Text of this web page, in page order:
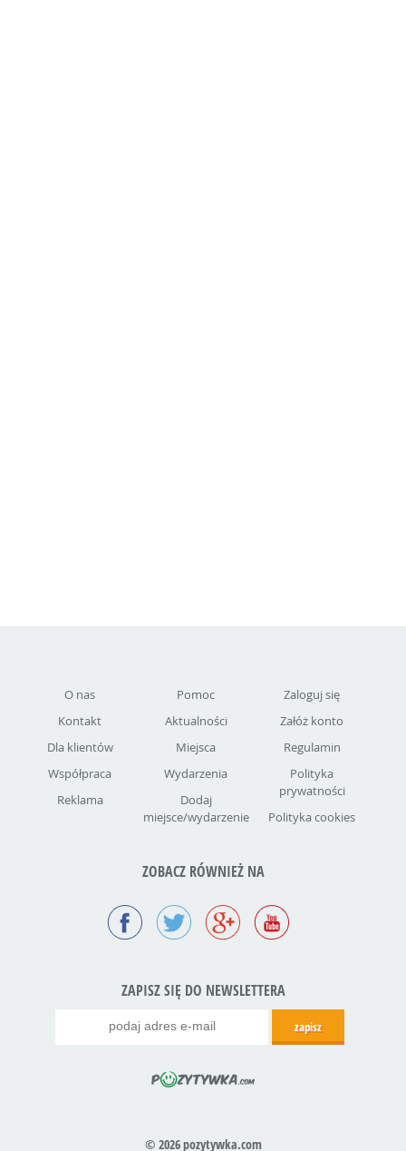
O nas
Kontakt
Dla klientów
Współpraca
Reklama
Pomoc
Aktualności
Miejsca
Wydarzenia
Dodaj
miejsce/wydarzenie
Zaloguj się
Załóż konto
Regulamin
Polityka
prywatności
Polityka cookies
ZOBACZ RÓWNIEŻ NA
ZAPISZ SIĘ DO NEWSLETTERA
© 2026 pozytywka.com